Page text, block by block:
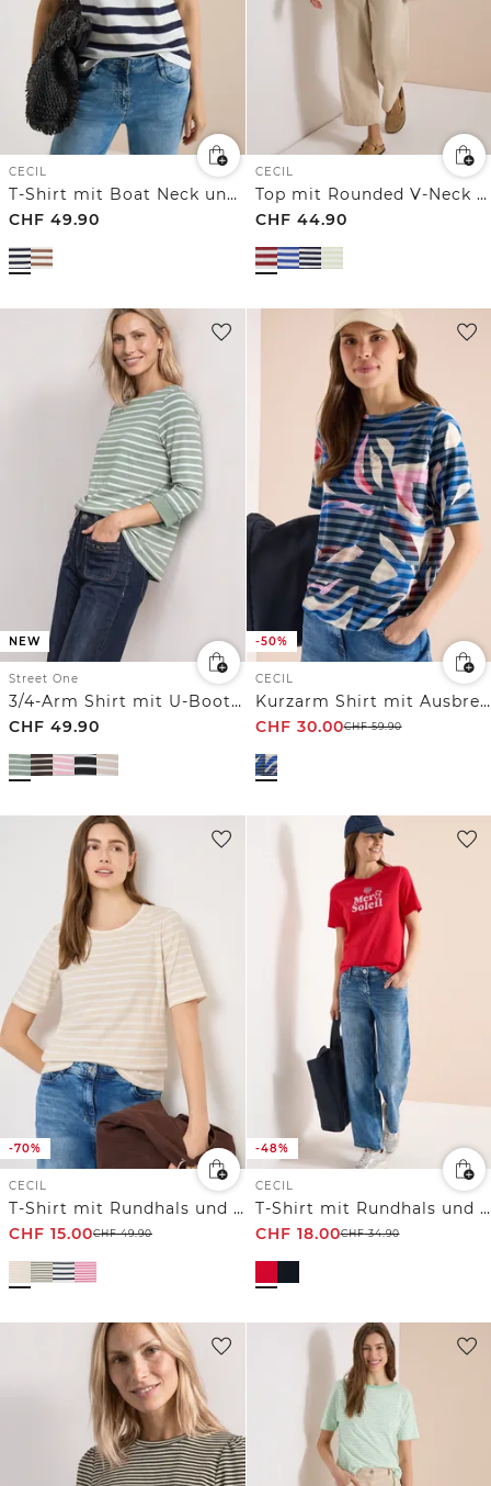
CECIL
T-Shirt mit Boat Neck und Knopfdetail
CHF 49.90
CECIL
Top mit Rounded V-Neck und Streifen
CHF 44.90
NEW
Street One
3/4-Arm Shirt mit U-Boot-Ausschnitt
CHF 49.90
-50%
CECIL
Kurzarm Shirt mit Ausbrennerstreifen
CHF 30.00CHF59.90
-70%
CECIL
T-Shirt mit Rundhals und Streifen
CHF 15.00CHF49.90
-48%
CECIL
T-Shirt mit Rundhals und Wording
CHF 18.00CHF34.90